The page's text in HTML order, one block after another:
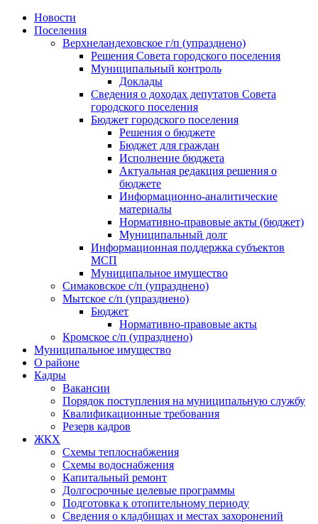
Skip
Новости
Поселения
Верхнеландеховское г/п (упразднено)
Решения Совета городского поселения
Муниципальный контроль
Доклады
Сведения о доходах депутатов Совета
городского поселения
Бюджет городского поселения
Решения о бюджете
Бюджет для граждан
Исполнение бюджета
Актуальная редакция решения о
бюджете
Информационно-аналитические
материалы
Нормативно-правовые акты (бюджет)
Муниципальный долг
Информационная поддержка субъектов
МСП
Муниципальное имущество
Симаковское с/п (упразднено)
Мытское с/п (упразднено)
Бюджет
Нормативно-правовые акты
Кромское с/п (упразднено)
Муниципальное имущество
О районе
Кадры
Вакансии
Порядок поступления на муниципальную службу
Квалификационные требования
Резерв кадров
ЖКХ
Схемы теплоснабжения
Схемы водоснабжения
Капитальный ремонт
Долгосрочные целевые программы
Подготовка к отопительному периоду
Сведения о кладбищах и местах захоронений